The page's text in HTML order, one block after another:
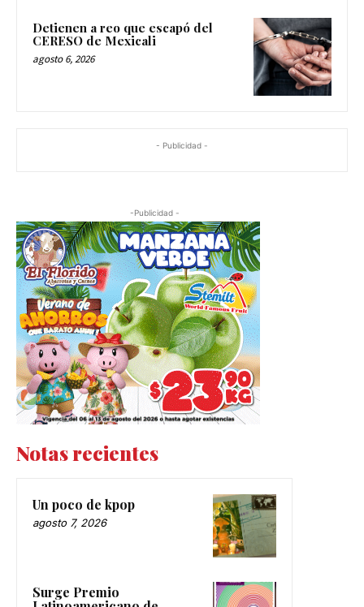
Detienen a reo que escapó del
CERESO de Mexicali
agosto 6, 2026
- Publicidad -
-Publicidad -
Notas recientes
Un poco de kpop
agosto 7, 2026
Surge Premio